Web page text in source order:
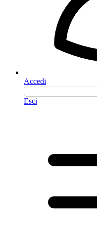
Accedi
Esci